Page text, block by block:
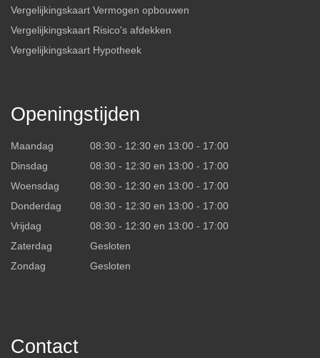
Vergelijkingskaart Vermogen opbouwen
Vergelijkingskaart Risico's afdekken
Vergelijkingskaart Hypotheek
Openingstijden
Maandag
08:30 - 12:30 en 13:00 - 17:00
Dinsdag
08:30 - 12:30 en 13:00 - 17:00
Woensdag
08:30 - 12:30 en 13:00 - 17:00
Donderdag
08:30 - 12:30 en 13:00 - 17:00
Vrijdag
08:30 - 12:30 en 13:00 - 17:00
Zaterdag
Gesloten
Zondag
Gesloten
Contact